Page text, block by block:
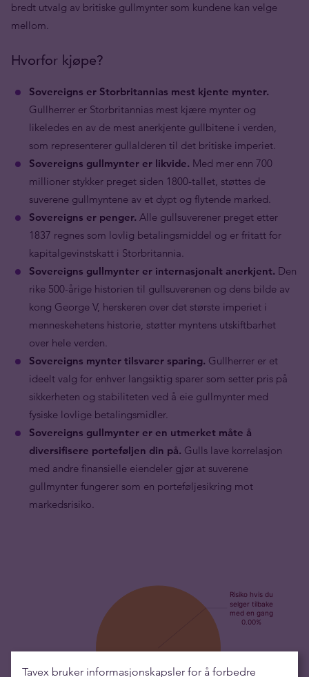
bredt utvalg av britiske gullmynter som kundene kan velge
mellom.
Hvorfor kjøpe?
Sovereigns er Storbritannias mest kjente mynter.
Gullherrer er Storbritannias mest kjære mynter og
likeledes en av de mest anerkjente gullbitene i verden,
som representerer gullalderen til det britiske imperiet.
Sovereigns gullmynter er likvide. Med mer enn 700
millioner stykker preget siden 1800-tallet, støttes de
suverene gullmyntene av et dypt og flytende marked.
Sovereigns er penger. Alle gullsuverener preget etter
1837 regnes som lovlig betalingsmiddel og er fritatt for
kapitalgevinstskatt i Storbritannia.
Sovereigns gullmynter er internasjonalt anerkjent. Den
rike 500-årige historien til gullsuverenen og dens bilde av
kong George V, herskeren over det største imperiet i
menneskehetens historie, støtter myntens utskiftbarhet
over hele verden.
Sovereigns mynter tilsvarer sparing. Gullherrer er et
ideelt valg for enhver langsiktig sparer som setter pris på
sikkerheten og stabiliteten ved å eie gullmynter med
fysiske lovlige betalingsmidler.
Sovereigns gullmynter er en utmerket måte å
diversifisere porteføljen din på. Gulls lave korrelasjon
med andre finansielle eiendeler gjør at suverene
gullmynter fungerer som en porteføljesikring mot
markedsrisiko.
Tavex bruker informasjonskapsler for å forbedre